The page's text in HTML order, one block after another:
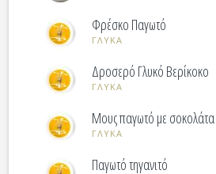
Φρέσκo Παγωτό
ΓΛΥΚΑ
Δροσερό Γλυκό Bερίκοκο
ΓΛΥΚΑ
Μους παγωτό με σοκολάτα
ΓΛΥΚΑ
Παγωτό τηγανιτό